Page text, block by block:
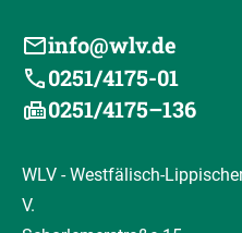
info@wlv.de
0251/4175-01
0251/4175–136
WLV - Westfälisch-
V.